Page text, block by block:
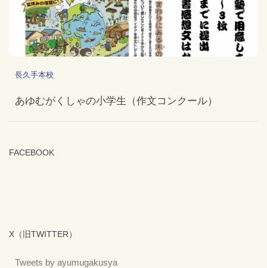
長久手本校
あゆむがくしゃの小学生（作文コンクール）
FACEBOOK
X（旧TWITTER）
Tweets by ayumugakusya